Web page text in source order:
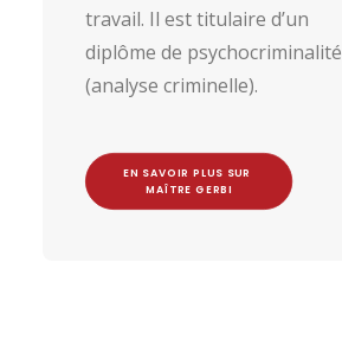
travail. Il est titulaire d’un
diplôme de psychocriminalité
(analyse criminelle).
EN SAVOIR PLUS SUR
MAÎTRE GERBI